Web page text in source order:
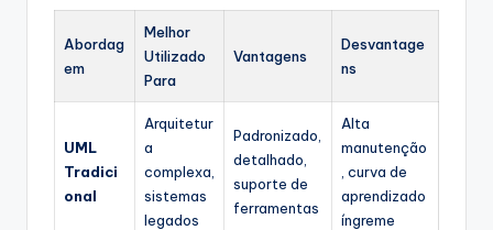
Abordag
em
Melhor
Utilizado
Para
Vantagens
Desvantage
ns
UML
Tradici
onal
Arquitetur
a
complexa,
sistemas
legados
Padronizado,
detalhado,
suporte de
ferramentas
Alta
manutenção
, curva de
aprendizado
íngreme